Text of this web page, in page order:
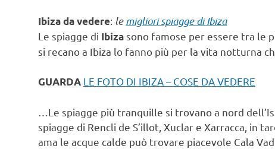
Ibiza da vedere: le migliori spiagge di Ibiza
Le spiagge di Ibiza sono famose per essere tra le
si recano a Ibiza lo fanno più per la vita notturna
GUARDA LE FOTO DI IBIZA – COSE DA VEDERE
…Le spiagge più tranquille si trovano a nord
spiagge di Rencli de S’illot, Xuclar e Xarracca, in
ama le acque calde può trovare piacevole Cala